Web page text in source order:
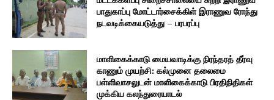
பாதுகாப்பு மோட்டார்சைக்கிள் இராணுவ ரோந்து
நடவடிக்கையடுத்து – பரபரப்பு
மாளிகைக்காடு மையவாடிக்கு நிரந்தரத் தீர்வு
காணும் முயற்சி: கல்முனை தலைமை
பள்ளிவாசலுடன் மாளிகைக்காடு பிரதிநிதிகள்
முக்கிய கலந்துரையாடல்